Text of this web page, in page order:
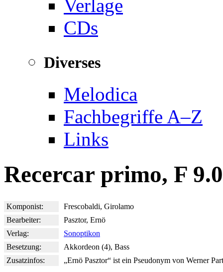
Verlage
CDs
Diverses
Melodica
Fachbegriffe A–Z
Links
Recercar primo, F
Komponist:
Frescobaldi, Girolamo
Bearbeiter:
Pasztor, Ernö
Verlag:
Sonoptikon
Besetzung:
Akkordeon (4), Bass
Zusatzinfos:
„Ernö Pasztor“ ist ein Pseudonym von Werner